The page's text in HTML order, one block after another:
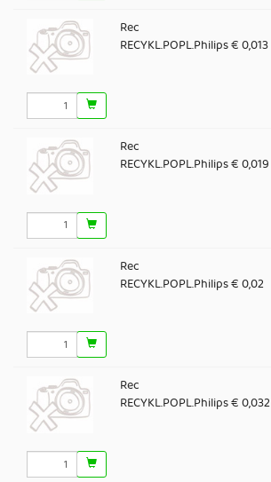
Rec
RECYKL.POPL.Philips € 0,013
Rec
RECYKL.POPL.Philips € 0,019
Rec
RECYKL.POPL.Philips € 0,02
Rec
RECYKL.POPL.Philips € 0,032